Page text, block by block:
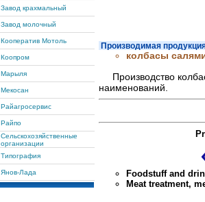
Завод крахмальный
Завод молочный
Кооператив Мотоль
Коопром
Марыля
Мекосан
Райагросервис
Райпо
Сельскохозяйственные
организации
Типография
Янов-Лада
Производимая
колбасы
Производство
наименований.
Foodstuff and
Meat treatment,